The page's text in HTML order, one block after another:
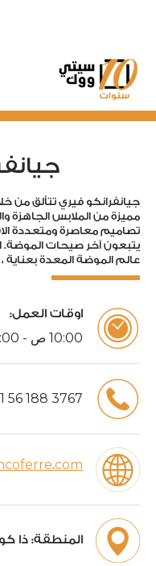
اوقات العمل:
10:00 ص - :00
56 188 3767
المنطقة: ذا
جيانفرانكو فيري تتألق
مميزة من الملابس الجاهزة
تصاميم معاصرة ومتعددة
يتبعون آخر صيحات الموضة.
عالم الموضة المعدة بعناية